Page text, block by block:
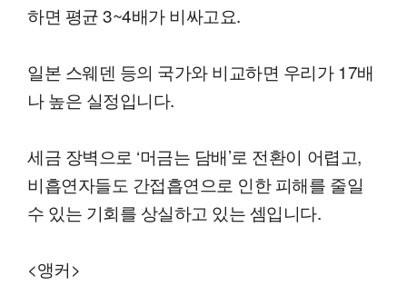
하면 평균 3~4배가 비싸고요.
일본 스웨덴 등의 국가와 비교하면 우리가 17배
나 높은 실정입니다.
세금 장벽으로 ‘머금는 담배’로 전환이 어렵고,
비흡연자들도 간접흡연으로 인한 피해를 줄일
수 있는 기회를 상실하고 있는 셈입니다.
<앵커>